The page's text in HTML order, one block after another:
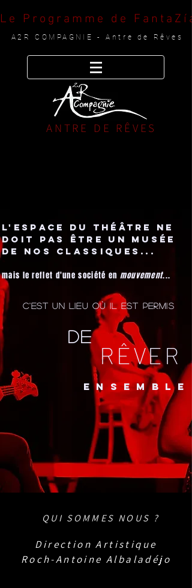
Le Programme de
A2R COMPAGNIE - Antre de Rêves
ANTRE DE RÊVES
L'espace du théâtre ne
doit pas être un musée
de nos classiques...
mais le reflet d'une société en mouvement...
C'est un lieu où il est permis
de
RÊVER
ENSEMBLE
QUI SOMMES NOUS ?
Direction Artistique
Roch-Antoine Albaladéjo